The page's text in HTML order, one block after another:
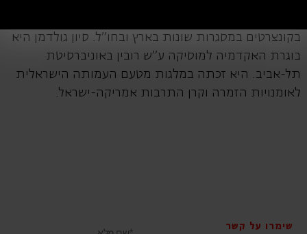
בקונצרטים במסגרות שונות בארץ ובחו"ל. סיון גולדמן היא
בוגרת האקדמיה למוסיקה ע"ש רובין באוניברסיטת
תל-אביב. היא זכתה במלגות מטעם העמותה הישראלית
לאומנויות הזמרה וקרן התרבות אמריקה-ישראל.
שימרו על קשר